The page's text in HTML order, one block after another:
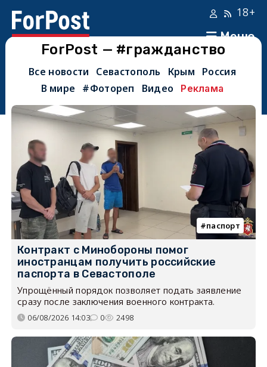
Меню
18+
ForPost — #гражданство
Все новости Севастополь Крым
Россия
В мире
#Фотореп Видео Реклама
паспорт
Контракт с Минобороны помог
иностранцам получить российские
паспорта в Севастополе
Упрощённый порядок позволяет подать заявление
сразу после заключения военного контракта.
06/08/2026 14:03 0 2498